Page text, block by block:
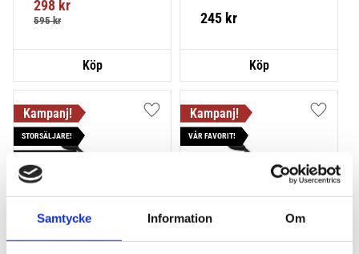
Samtycke Information Om
montering på din bil.
298 kr
595kr 245 kr
STORSÄLJARE!
Lägg till i favoriter
VÅR FAVORIT!
Lägg